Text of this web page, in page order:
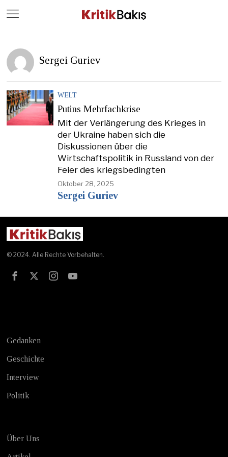
Sergei Guriev
WELT
Putins Mehrfachkrise
Mit der Verlängerung des Krieges in
der Ukraine haben sich die
Diskussionen über die
Wirtschaftspolitik in Russland von der
Feier des kriegsbedingten
Oktober 28, 2025
Sergei Guriev
© 2024. Alle Rechte Vorbehalten.
Gedanken
Geschichte
Interview
Politik
Über Uns